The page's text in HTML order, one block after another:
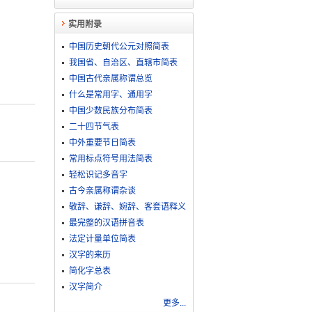
实用附录
中国历史朝代公元对照简表
我国省、自治区、直辖市简表
中国古代亲属称谓总览
什么是常用字、通用字
中国少数民族分布简表
二十四节气表
中外重要节日简表
常用标点符号用法简表
轻松识记多音字
古今亲属称谓杂谈
敬​辞​、​谦​辞​、​婉​辞​、​客​套​语​释​义
最完整的汉语拼音表
法定计量单位简表
汉字的来历
简化字总表
汉字简介
更多...